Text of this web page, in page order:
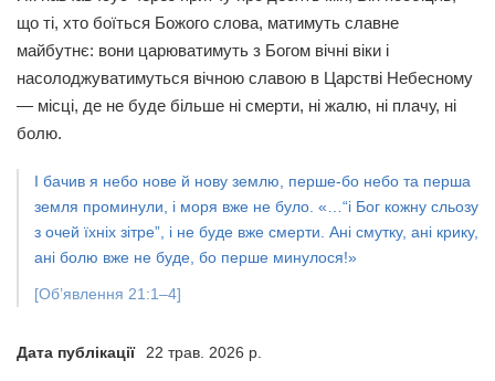
що ті, хто боїться Божого слова, матимуть славне
майбутнє: вони царюватимуть з Богом вічні віки і
насолоджуватимуться вічною славою в Царстві Небесному
— місці, де не буде більше ні смерти, ні жалю, ні плачу, ні
болю.
І бачив я небо нове й нову землю, перше-бо небо та перша
земля проминули, і моря вже не було. «…“і Бог кожну сльозу
з очей їхніх зітре”, і не буде вже смерти. Ані смутку, ані крику,
ані болю вже не буде, бо перше минулося!»
[Об’явлення 21:1–4]
Дата публікації 22 трав. 2026 р.